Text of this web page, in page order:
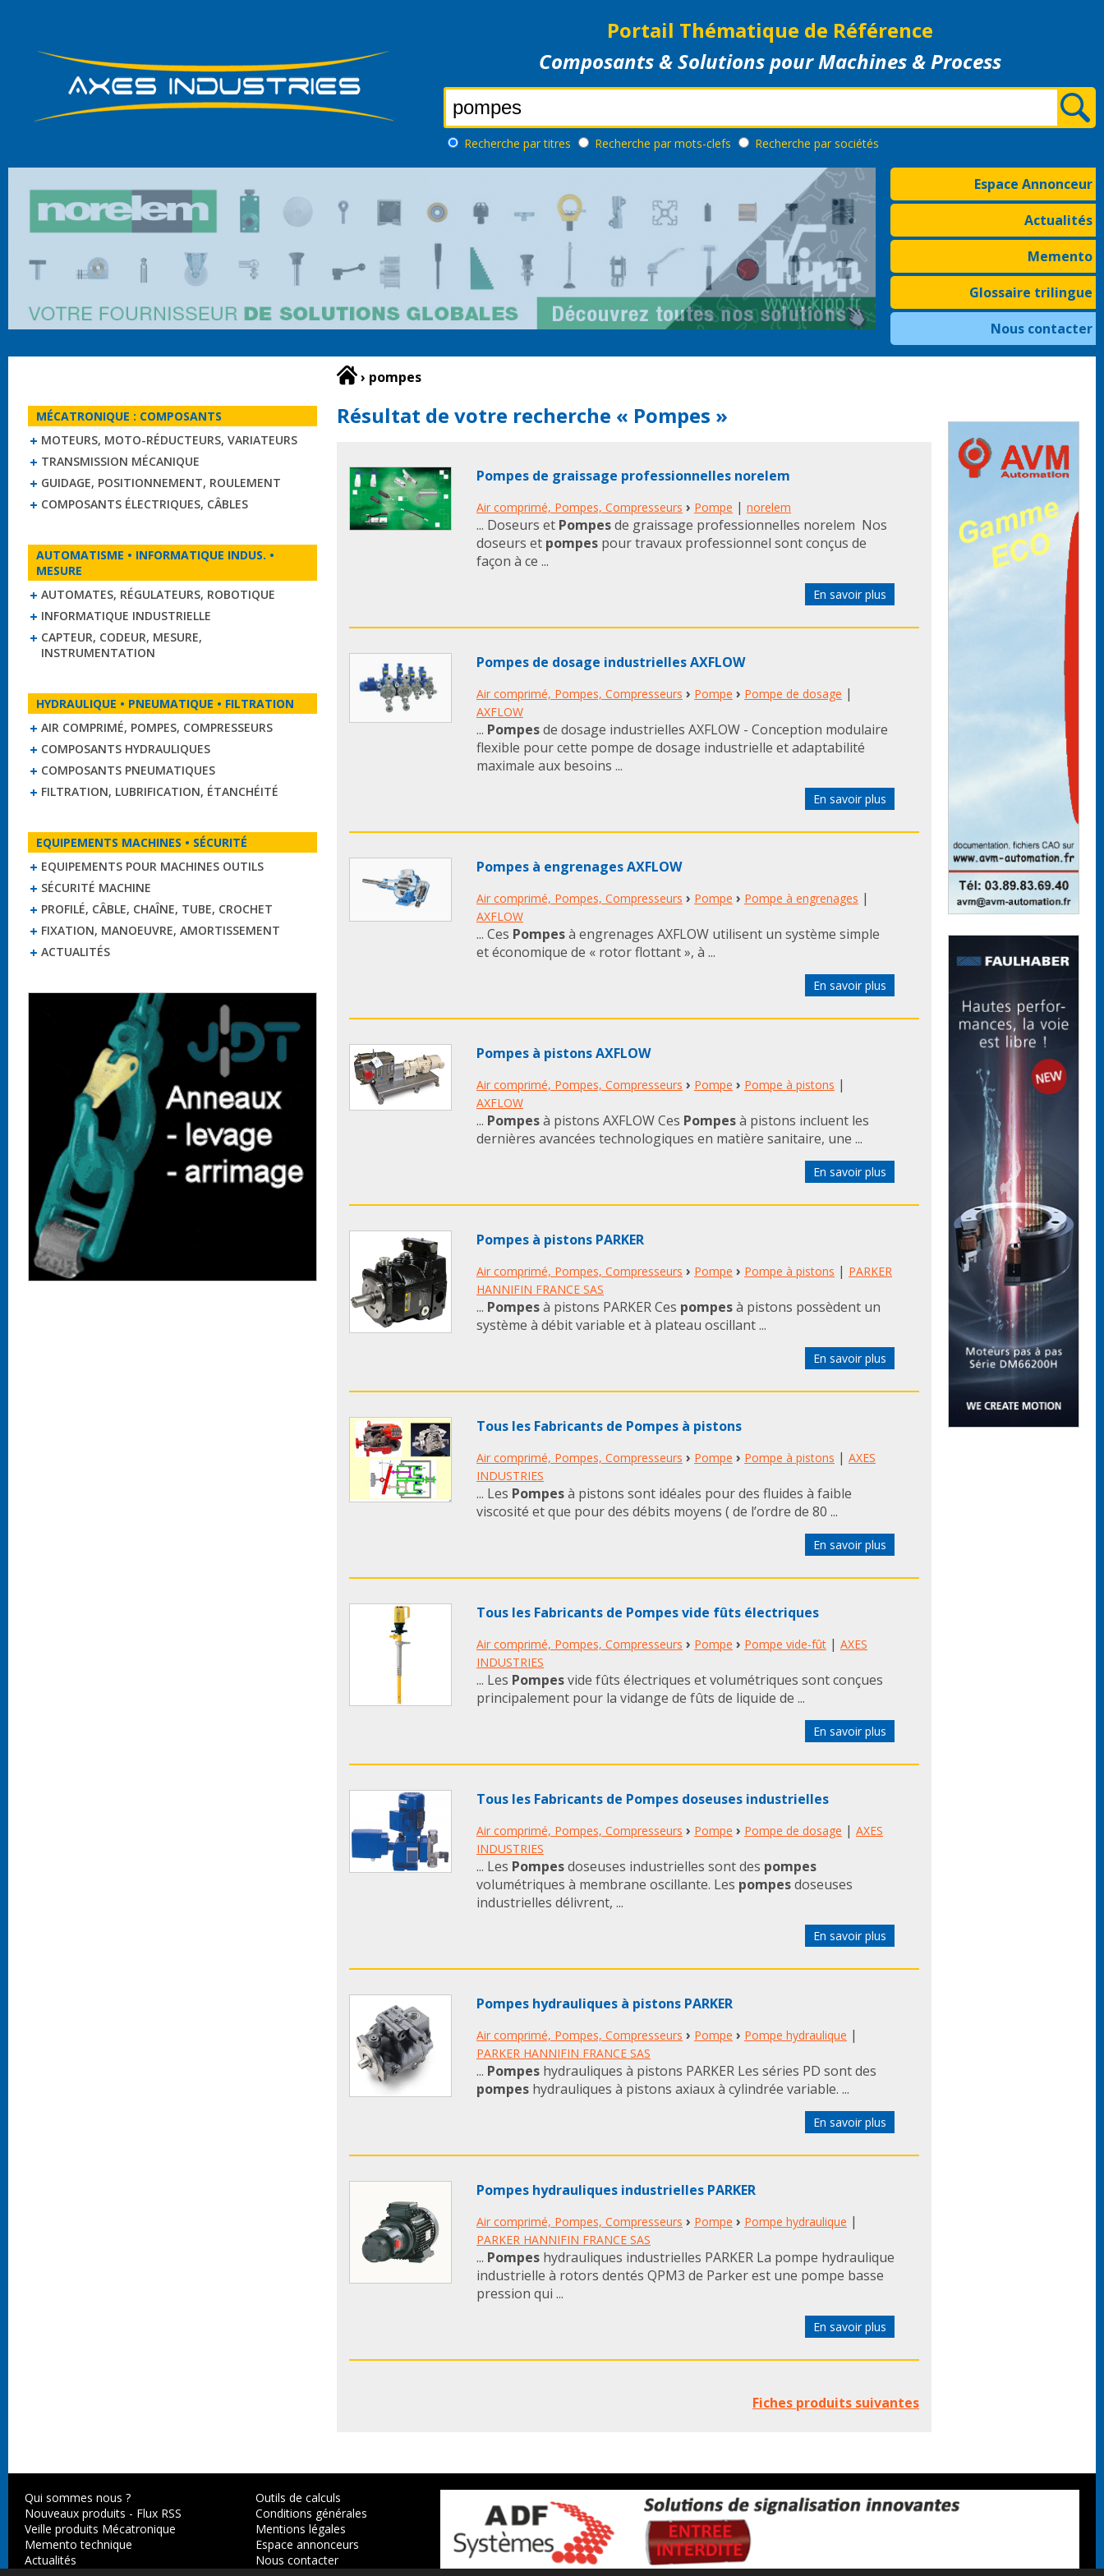
Portail Thématique de Référence
Composants & Solutions pour Machines & Process
Recherche par titres Recherche par mots-clefs Recherche par sociétés
Espace Annonceur
Actualités
Memento
Glossaire trilingue
Nous contacter
MÉCATRONIQUE : COMPOSANTS
MOTEURS, MOTO-RÉDUCTEURS, VARIATEURS
TRANSMISSION MÉCANIQUE
GUIDAGE, POSITIONNEMENT, ROULEMENT
COMPOSANTS ÉLECTRIQUES, CÂBLES
AUTOMATISME • INFORMATIQUE INDUS. •
MESURE
AUTOMATES, RÉGULATEURS, ROBOTIQUE
INFORMATIQUE INDUSTRIELLE
CAPTEUR, CODEUR, MESURE,
INSTRUMENTATION
HYDRAULIQUE • PNEUMATIQUE • FILTRATION
AIR COMPRIMÉ, POMPES, COMPRESSEURS
COMPOSANTS HYDRAULIQUES
COMPOSANTS PNEUMATIQUES
FILTRATION, LUBRIFICATION, ÉTANCHÉITÉ
EQUIPEMENTS MACHINES • SÉCURITÉ
EQUIPEMENTS POUR MACHINES OUTILS
SÉCURITÉ MACHINE
PROFILÉ, CÂBLE, CHAÎNE, TUBE, CROCHET
FIXATION, MANOEUVRE, AMORTISSEMENT
ACTUALITÉS
› pompes
Résultat de votre recherche « Pompes »
Pompes de graissage professionnelles norelem
Air comprimé, Pompes, Compresseurs › Pompe | norelem
... Doseurs et Pompesde graissage professionnelles norelem Nos
doseurs et pompes pour travaux professionnel sont conçus de
façon à ce ...
En savoir plus
Pompes de dosage industrielles AXFLOW
Air comprimé, Pompes, Compresseurs › Pompe › Pompe de dosage |
AXFLOW
... Pompesde dosage industrielles AXFLOW - Conception modulaire
flexible pour cette pompe de dosage industrielle et adaptabilité
maximale aux besoins ...
En savoir plus
Pompes à engrenages AXFLOW
Air comprimé, Pompes, Compresseurs › Pompe › Pompe à engrenages |
AXFLOW
... Ces Pompesà engrenages AXFLOW utilisent un système simple
et économique de « rotor flottant », à ...
En savoir plus
Pompes à pistons AXFLOW
Air comprimé, Pompes, Compresseurs › Pompe › Pompe à pistons |
AXFLOW
... Pompesà pistons AXFLOW Ces Pompesà pistons incluent les
dernières avancées technologiques en matière sanitaire, une ...
En savoir plus
Pompes à pistons PARKER
Air comprimé, Pompes, Compresseurs › Pompe › Pompe à pistons | PARKER
HANNIFIN FRANCE SAS
... Pompesà pistons PARKER Ces pompesà pistons possèdent un
système à débit variable et à plateau oscillant ...
En savoir plus
Tous les Fabricants de Pompes à pistons
Air comprimé, Pompes, Compresseurs › Pompe › Pompe à pistons | AXES
INDUSTRIES
... Les Pompesà pistons sont idéales pour des fluides à faible
viscosité et que pour des débits moyens ( de l’ordre de 80 ...
En savoir plus
Tous les Fabricants de Pompes vide fûts électriques
Air comprimé, Pompes, Compresseurs › Pompe › Pompe vide-fût | AXES
INDUSTRIES
... Les Pompesvide fûts électriques et volumétriques sont conçues
principalement pour la vidange de fûts de liquide de ...
En savoir plus
Tous les Fabricants de Pompes doseuses industrielles
Air comprimé, Pompes, Compresseurs › Pompe › Pompe de dosage | AXES
INDUSTRIES
... Les Pompesdoseuses industrielles sont des pompes
volumétriques à membrane oscillante. Les pompesdoseuses
industrielles délivrent, ...
En savoir plus
Pompes hydrauliques à pistons PARKER
Air comprimé, Pompes, Compresseurs › Pompe › Pompe hydraulique |
PARKER HANNIFIN FRANCE SAS
... Pompes hydrauliques à pistons PARKER Les séries PD sont des
pompes hydrauliques à pistons axiaux à cylindrée variable. ...
En savoir plus
Pompes hydrauliques industrielles PARKER
Air comprimé, Pompes, Compresseurs › Pompe › Pompe hydraulique |
PARKER HANNIFIN FRANCE SAS
... Pompes hydrauliques industrielles PARKER La pompe hydraulique
industrielle à rotors dentés QPM3 de Parker est une pompe basse
pression qui ...
En savoir plus
Fiches produits suivantes
Qui sommes nous ?
Nouveaux produits - Flux RSS
Veille produits Mécatronique
Memento technique
Actualités
Outils de calculs
Conditions générales
Mentions légales
Espace annonceurs
Nous contacter